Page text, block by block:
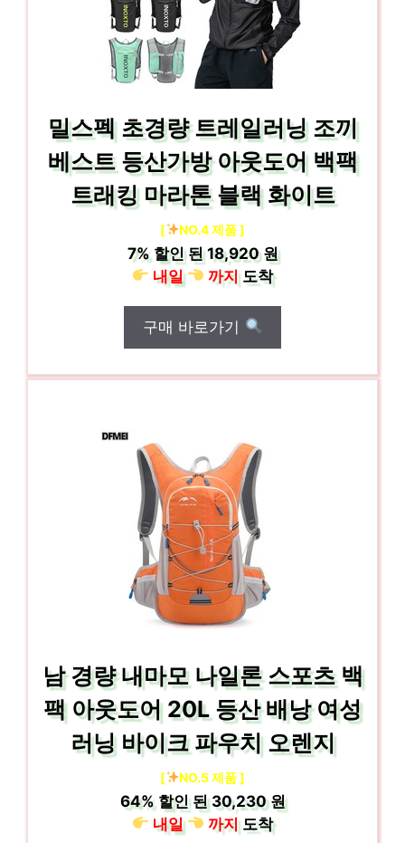
밀스펙 초경량 트레일러닝 조끼
베스트 등산가방 아웃도어 백팩
트래킹 마라톤 블랙 화이트
[ NO.4 제품 ]
7%할인 된18,920 원
내일
까지도착
구매 바로가기
남 경량 내마모 나일론 스포츠 백
팩 아웃도어 20L 등산 배낭 여성
러닝 바이크 파우치 오렌지
[ NO.5 제품 ]
64%할인 된30,230 원
내일
까지도착